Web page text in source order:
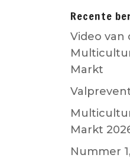
Recente
Video van
Markt
Markt
Nummer